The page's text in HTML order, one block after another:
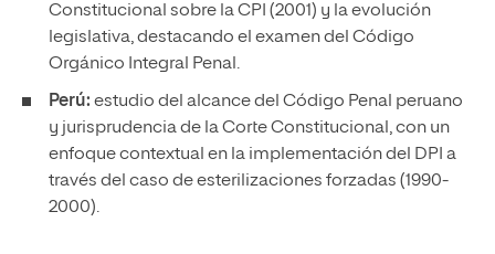
Constitucional sobre la CPI (2001) y la evolución
legislativa, destacando el examen del Código
Orgánico Integral Penal.
Perú: estudio del alcance del Código Penal peruano
y jurisprudencia de la Corte Constitucional, con un
enfoque contextual en la implementación del DPI a
través del caso de esterilizaciones forzadas (1990-
2000).